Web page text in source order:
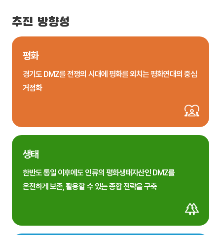
추진 방향성
평화
경기도 DMZ를 전쟁의 시대에 평화를 외치는 평화연대의 중심
거점화
생태
한반도 통일 이후에도 인류의 평화생태자산인 DMZ를
온전하게 보존, 활용할 수 있는 종합 전략을 구축